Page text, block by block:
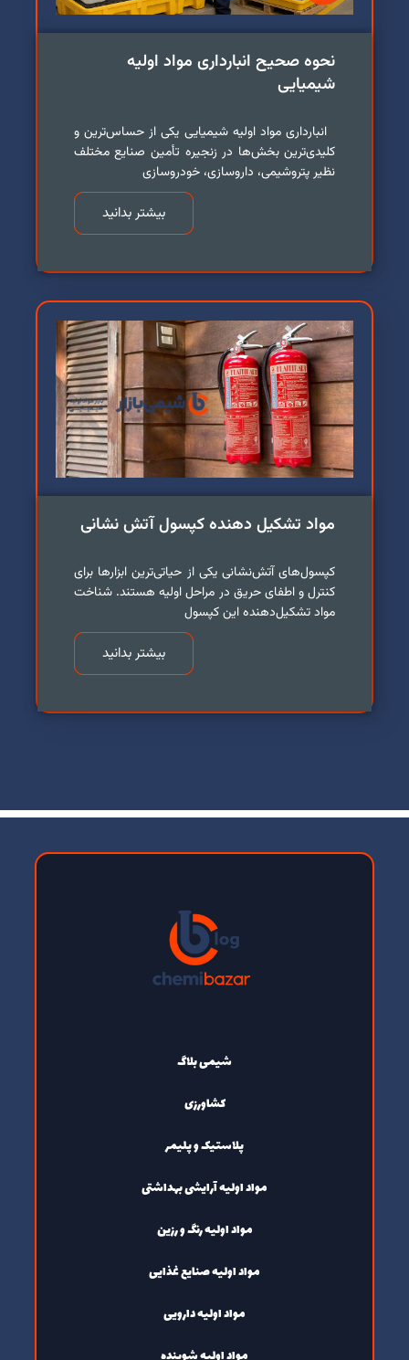
نحوه صحیح انبارداری مواد اولیه
شیمیایی
انبارداری مواد اولیه شیمیایی یکی از حساس‌ترین و
کلیدی‌ترین بخش‌ها در زنجیره تأمین صنایع مختلف
نظیر پتروشیمی، داروسازی، خودروسازی
بیشتر بدانید
مواد تشکیل دهنده کپسول آتش نشانی
کپسول‌های آتش‌نشانی یکی از حیاتی‌ترین ابزارها برای
کنترل و اطفای حریق در مراحل اولیه هستند. شناخت
مواد تشکیل‌دهنده این کپسول
بیشتر بدانید
شیمی بلاگ
کشاورزی
پلاستیک و پلیمر
مواد اولیه آرایشی بهداشتی
مواد اولیه رنگ و رزین
مواد اولیه صنایع غذایی
مواد اولیه دارویی